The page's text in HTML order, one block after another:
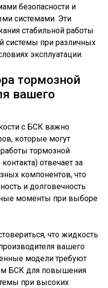
безопасности и
системами. Эти
стабильной работы
системы при различных
эксплуатации.
тормозной
вашего
с БСК важно
которые могут
тормозной
отвечает за
компонентов, что
и долговечность
моменты при выборе
что жидкость
вашего
модели требуют
БСК для повышения
при высоких